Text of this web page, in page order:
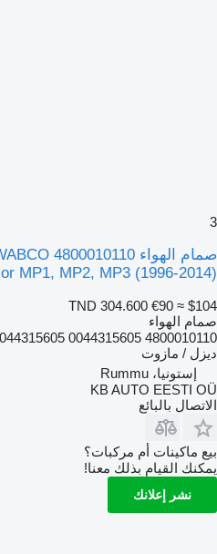
3
MP1, MP2, MP3 (1996-2014)
TND 304.600 €90 ≈ $104
صمام الهواء
4800010110 A0034318606 0034318606 A0044315605 0044315605
ديزل / مازوت
إستونيا، Rummu
KB AUTO EESTI OÜ
الاتصال بالبائع
بيع ماكينات أم مركبات؟
يمكنك القيام بذلك معنا!
نشر إعلانك